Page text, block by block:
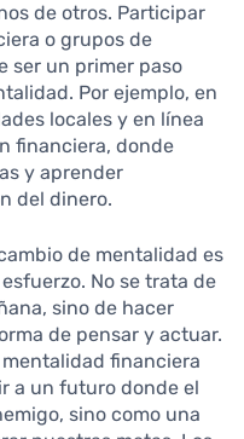
de otros. Participar
o grupos de
ser un primer paso
Por ejemplo, en
locales y en línea
financiera, donde
y aprender
del dinero.
de mentalidad es
No se trata de
sino de hacer
de pensar y actuar.
financiera
a un futuro donde el
sino como una